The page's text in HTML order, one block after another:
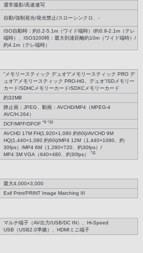
通常撮影/高速連写
自動/強制発光/発光禁止/スローシンクロ、-
ISO自動時：約0.2-5.1m（ワイド端時）/約0.9-2.1m（テレ
端時）、ISO3200時：最大到達距離約10m（ワイド端時）/
約4.1m（テレ端時）
“メモリースティック デュオ”/“メモリースティック PRO デ
ュオ”/“メモリースティック PRO-HG、デュオ”/SDメモリー
カード/SDHCメモリーカード/SDXCメモリーカード
約32MB
静止画：JPEG、動画：AVCHD/MP4（MPEG-4
AVC/H.264）
DCF/MPF/DPOF *9 *10
AVCHD 17M FH(1,920×1,080 約60i)/AVCHD 9M
HQ(1,440×1,080 約60i)/MP4 12M（1,440×1080、約
30fps）/MP4 6M（1,280×720、約30fps）/
MP4 3M VGA（640×480、約30fps）
*11
最大4,000×3,000
Exif Print/PRINT Image Matching III
マルチ端子（AV出力/USB/DC IN）、Hi-Speed
USB（USB2.0準拠）、HDMIミニ端子